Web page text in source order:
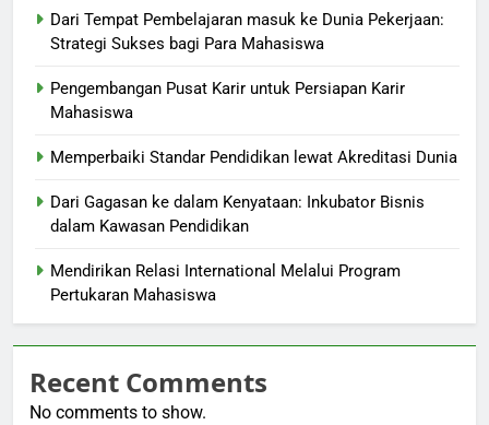
Dari Tempat Pembelajaran masuk ke Dunia Pekerjaan:
Strategi Sukses bagi Para Mahasiswa
Pengembangan Pusat Karir untuk Persiapan Karir
Mahasiswa
Memperbaiki Standar Pendidikan lewat Akreditasi Dunia
Dari Gagasan ke dalam Kenyataan: Inkubator Bisnis
dalam Kawasan Pendidikan
Mendirikan Relasi International Melalui Program
Pertukaran Mahasiswa
Recent Comments
No comments to show.